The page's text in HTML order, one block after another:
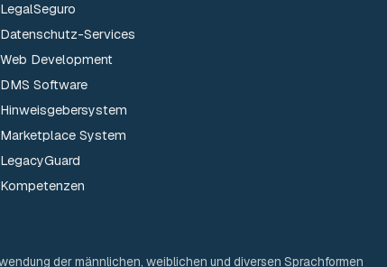
LegalSeguro
Datenschutz-Services
Web Development
DMS Software
Hinweisgebersystem
Marketplace System
LegacyGuard
Kompetenzen
der männlichen, weiblichen und diversen Sprachformen